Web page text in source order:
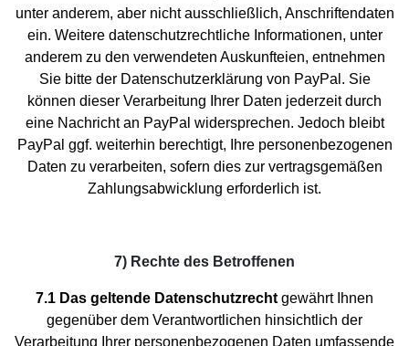
unter anderem, aber nicht ausschließlich, Anschriftendaten
ein. Weitere datenschutzrechtliche Informationen, unter
anderem zu den verwendeten Auskunfteien, entnehmen
Sie bitte der Datenschutzerklärung von PayPal. Sie
können dieser Verarbeitung Ihrer Daten jederzeit durch
eine Nachricht an PayPal widersprechen. Jedoch bleibt
PayPal ggf. weiterhin berechtigt, Ihre personenbezogenen
Daten zu verarbeiten, sofern dies zur vertragsgemäßen
Zahlungsabwicklung erforderlich ist.
7) Rechte des Betroffenen
7.1 Das geltende Datenschutzrecht gewährt Ihnen
gegenüber dem Verantwortlichen hinsichtlich der
Verarbeitung Ihrer personenbezogenen Daten umfassende